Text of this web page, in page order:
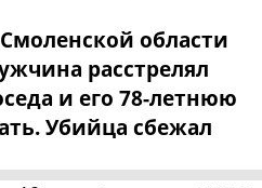
области
расстрелял
и его 78-летнюю
Убийца сбежал